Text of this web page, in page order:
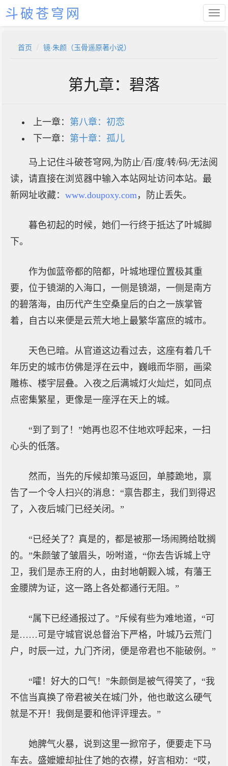
斗破苍穹网
首页 镜·朱颜（玉骨遥原著小说）
第九章：碧落
上一章： 第八章：初恋
下一章： 第十章：孤儿
马上记住斗破苍穹网,为防止/百/度/转/码/无法阅
读，请直接在浏览器中输入本站网址访问本站。最
新网址收藏： www.doupoxy.com，防止丢失。
暮色初起的时候，她们一行终于抵达了叶城脚
下。
作为伽蓝帝都的陪都，叶城地理位置极其重
要，位于镜湖的入海口，一侧是镜湖，一侧是南方
的碧落海，由历代产生空桑皇后的白之一族掌管
着，自古以来便是云荒大地上最繁华富庶的城市。
天色已暗。从官道这边看过去，这座有着几千
年历史的城市仿佛是浮在云中，巍峨而华丽，画梁
雕栋、楼宇层叠。入夜之后满城灯火灿烂，如同点
点密集繁星，更像是一座浮在天上的城。
“到了到了！”她再也忍不住地欢呼起来，一扫
心头的低落。
然而，当先的斥候却策马返回，单膝跪地，禀
告了一个令人扫兴的消息：“禀告郡主，我们到得迟
了，入夜后城门已经关闭。”
“已经关了？真是的，都是被那一场闹腾给耽搁
的。”朱颜皱了皱眉头，吩咐道，“你去告诉城上守
卫，我们是赤王府的人，由封地朝觐入城，有藩王
金腰牌为证，这一路上各处都通行无阻。”
“属下已经通报过了。”斥候有些为难地道，“可
是……可是守城官说总督治下严格，叶城乃云荒门
户，时辰一过，九门齐闭，便是帝君也不能破例。”
“嚯！好大的口气！”朱颜倒是被气得笑了，“我
不信当真换了帝君被关在城门外，他也敢这么硬气
就是不开！我倒是要和他评评理去。”
她脾气火暴，说到这里一掀帘子，便要走下马
车去。盛嬤嬤却扯住了她的衣襟，好言相劝：“哎，